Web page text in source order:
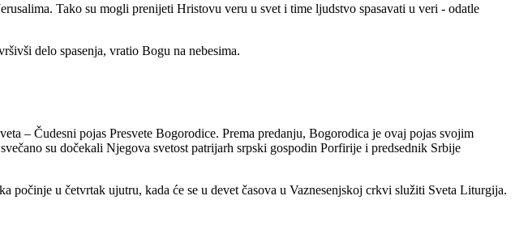
Tako su mogli prenijeti Hristovu veru u svet i time ljudstvo spasavati u veri - odatle
delo spasenja, vratio Bogu na nebesima.
– Čudesni pojas Presvete Bogorodice. Prema predanju, Bogorodica je ovaj pojas svojim
su dočekali Njegova svetost patrijarh srpski gospodin Porfirije i predsednik Srbije
počinje u četvrtak ujutru, kada će se u devet časova u Vaznesenjskoj crkvi služiti Sveta Liturgija.